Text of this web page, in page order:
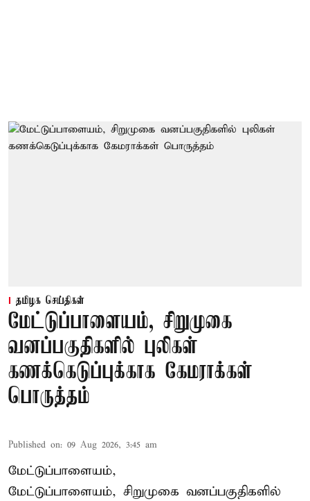
தமிழக செய்திகள்
மேட்டுப்பாளையம், சிறுமுகை
வனப்பகுதிகளில் புலிகள்
கணக்கெடுப்புக்காக கேமராக்கள்
பொருத்தம்
Published on: 09 Aug 2026, 3:45 am
மேட்டுப்பாளையம்,
மேட்டுப்பாளையம், சிறுமுகை வனப்பகுதிகளில்